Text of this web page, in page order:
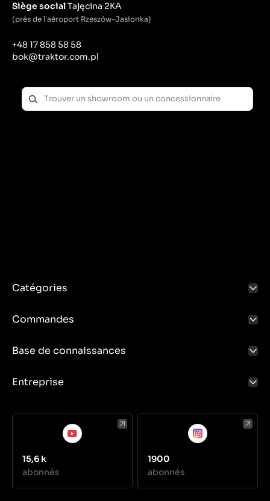
Siège socialTajęcina 2KA
(près de l'aéroport Rzeszów-Jasionka)
+48 17 858 58 58
bok@traktor.com.pl
Catégories
Commandes
Base de connaissances
Entreprise
15,6 k
abonnés
1900
abonnés